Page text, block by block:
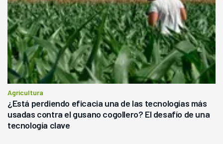
Agricultura
¿Está perdiendo eficacia una de las tecnologías más
usadas contra el gusano cogollero? El desafío de una
tecnología clave